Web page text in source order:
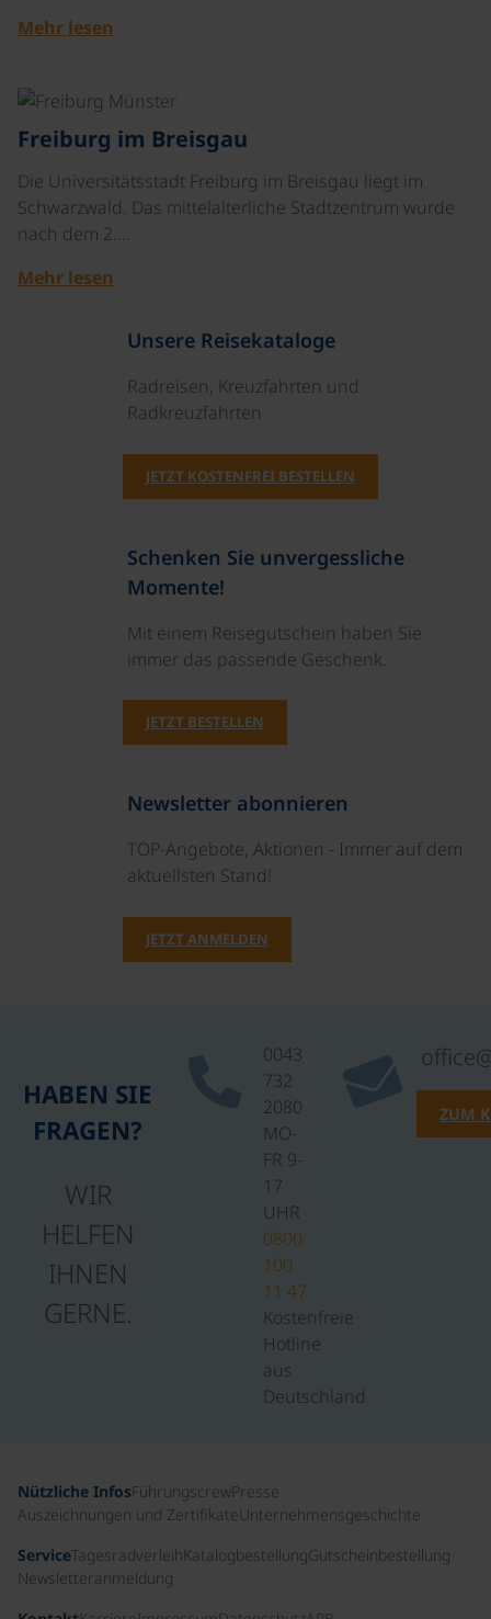
Mehr lesen
Freiburg im Breisgau
Die Universitätsstadt Freiburg im Breisgau liegt im
Schwarzwald. Das mittelalterliche Stadtzentrum wurde
nach dem 2.…
Mehr lesen
Unsere Reisekataloge
Radreisen, Kreuzfahrten und
Radkreuzfahrten
JETZT KOSTENFREI BESTELLEN
Schenken Sie unvergessliche
Momente!
Mit einem Reisegutschein haben Sie
immer das passende Geschenk.
JETZT BESTELLEN
Newsletter abonnieren
TOP-Angebote, Aktionen - Immer auf dem
aktuellsten Stand!
JETZT ANMELDEN
HABEN SIE
FRAGEN?
WIR
HELFEN
IHNEN
GERNE.
0043
732
2080
MO-
FR 9-
17
UHR
0800
100
11 47
Kostenfreie
Hotline
aus
Deutschland
ZUM
Nützliche InfosFührungscrewPresse
Auszeichnungen und ZertifikateUnternehmensgeschichte
ServiceTagesradverleihKatalogbestellungGutscheinbestellung
Newsletteranmeldung